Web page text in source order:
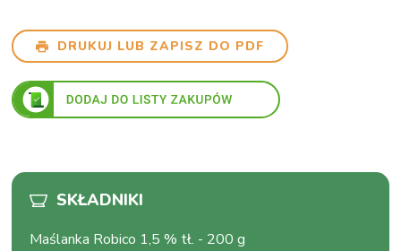
DRUKUJ LUB ZAPISZ DO PDF
SKŁADNIKI
Maślanka Robico 1,5 % tł. - 200 g